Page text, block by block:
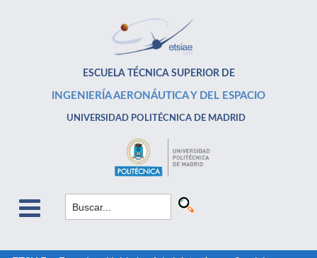
ESCUELA TÉCNICA SUPERIOR DE
INGENIERÍA AERONÁUTICA Y DEL ESPACIO
UNIVERSIDAD POLITÉCNICA DE MADRID